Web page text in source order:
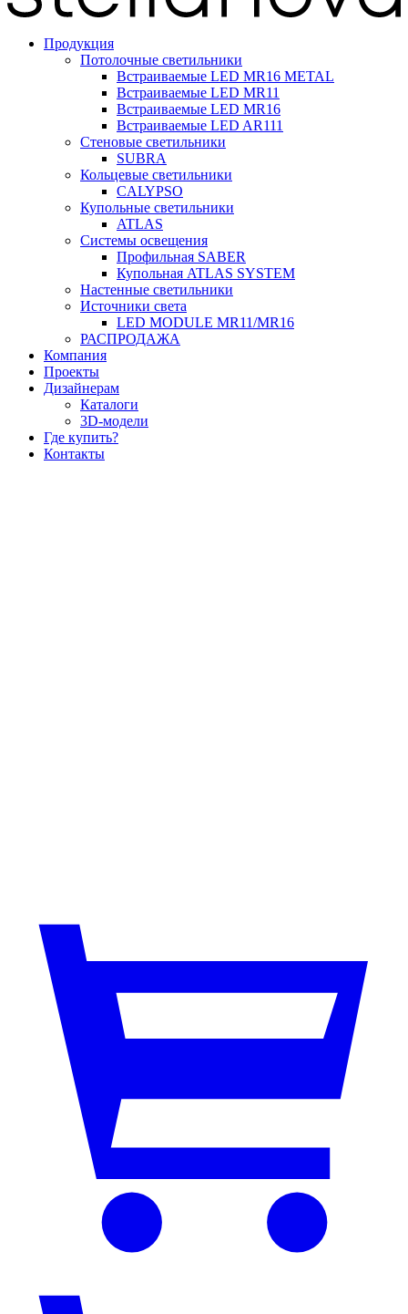
Продукция
Потолочные светильники
Встраиваемые LED MR16 METAL
Встраиваемые LED MR11
Встраиваемые LED MR16
Встраиваемые LED AR111
Стеновые светильники
SUBRA
Кольцевые светильники
CALYPSO
Купольные светильники
ATLAS
Системы освещения
Профильная SABER
Купольная ATLAS SYSTEM
Настенные светильники
Источники света
LED MODULE MR11/MR16
РАСПРОДАЖА
Компания
Проекты
Дизайнерам
Каталоги
3D-модели
Где купить?
Контакты